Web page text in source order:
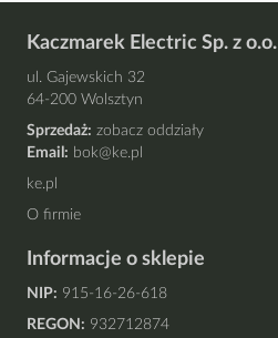
Kaczmarek Electric Sp. z o.o.
ul. Gajewskich 32
64-200 Wolsztyn
Sprzedaż: zobacz oddziały
Email: bok@ke.pl
ke.pl
O firmie
Informacje o sklepie
NIP: 915-16-26-618
REGON: 932712874